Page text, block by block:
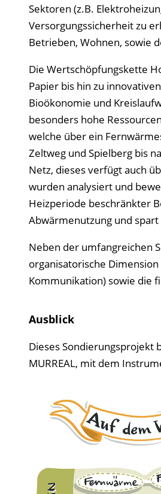
Sektoren (z.B.
Versorgungssicherheit zu
Betrieben, Wohnen, sowie
Die Wertschöpfungskette
Papier bis hin zu
Bioökonomie und
besonders hohe
welche über ein
Zeltweg und Spielberg bis
Netz, dieses verfügt auch
wurden analysiert und
Heizperiode beschränkter
Abwärmenutzung und
Neben der umfangreichen
organisatorische
Kommunikation) sowie die
Ausblick
Dieses Sondierungsprojekt
MURREAL, mit dem